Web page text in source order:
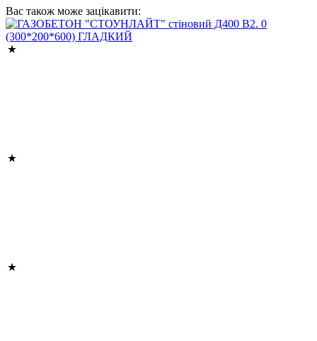
Вас також може зацікавити: